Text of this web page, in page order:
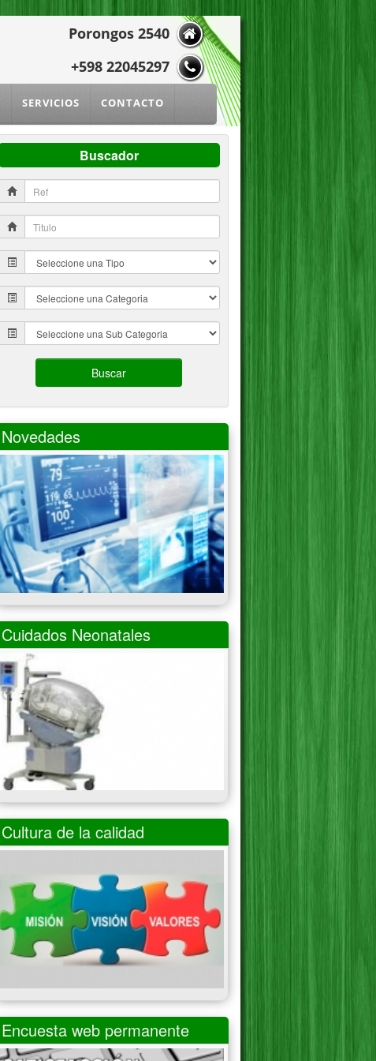
Porongos 2540
+598 22045297
SERVICIOS CONTACTO
Buscador
Buscar
Novedades
Cuidados Neonatales
Cultura de la calidad
Encuesta web permanente